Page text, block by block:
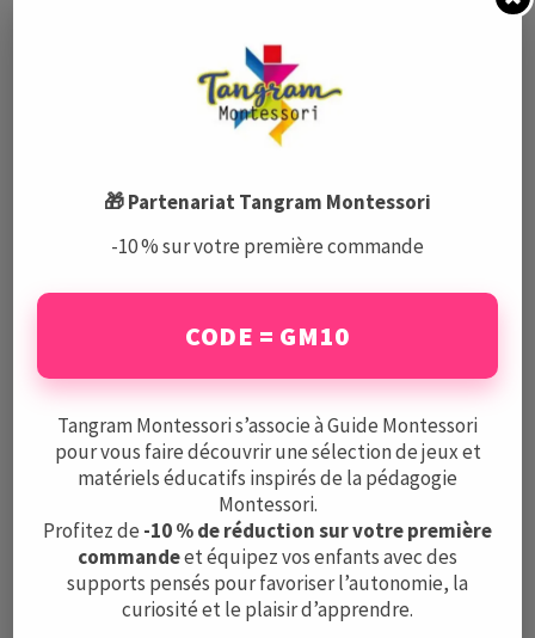
L’Approche Montessori Après le
Pédagogique Rencontre le
Monde Numérique avec Ingetis
🎁 Partenariat Tangram Montessori
-10 % sur votre première commande
CODE = GM10
Tangram Montessori s’associe à Guide Montessori
pour vous faire découvrir une sélection de jeux et
matériels éducatifs inspirés de la pédagogie
Montessori.
Profitez de -10 % de réduction sur votre première
commandeet équipez vos enfants avec des
supports pensés pour favoriser l’autonomie, la
curiosité et le plaisir d’apprendre.